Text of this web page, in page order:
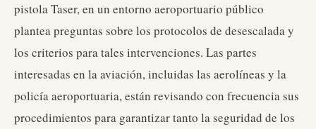
pistola Taser, en un entorno aeroportuario público
plantea preguntas sobre los protocolos de desescalada y
los criterios para tales intervenciones. Las partes
interesadas en la aviación, incluidas las aerolíneas y la
policía aeroportuaria, están revisando con frecuencia sus
procedimientos para garantizar tanto la seguridad de los